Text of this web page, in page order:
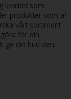
kvalitet som
produkter som är
vårt sortiment
för din
ge din hud den